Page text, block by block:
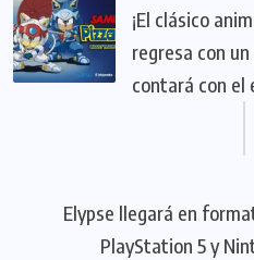
¡El clásico
regresa con
contará con el
Elypse llegará en
PlayStation 5 y